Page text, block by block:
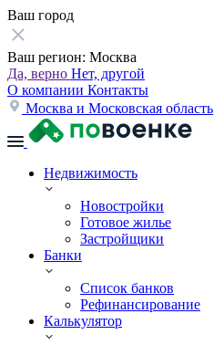
Ваш город
Ваш регион: Москва
Да, верно Нет, другой
О компании Контакты
Москва и Московская область
Недвижимость
Новостройки
Готовое жилье
Застройщики
Банки
Список банков
Рефинансирование
Калькулятор